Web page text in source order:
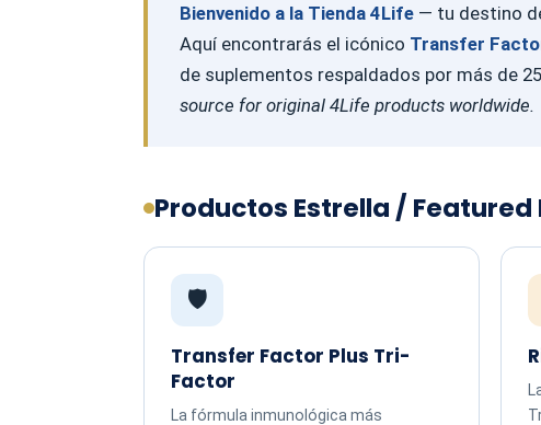
Bienvenido a la Tienda 4Life— tu destino
Aquí encontrarás el icónico Transfer
de suplementos respaldados por más de
source for original 4Life products worldwide.
Productos Estrella / Featured
🛡️
Transfer Factor Plus Tri-
Factor
La fórmula inmunológica más